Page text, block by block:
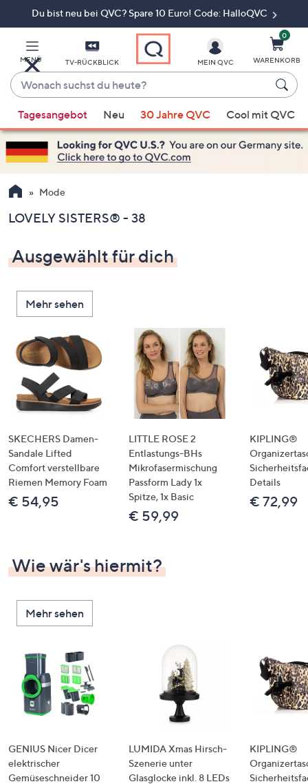
Du bist neu bei QVC? Spare 10 Euro! Code: HalloQVC
MENÜ TV-RÜCKBLICK
Wonach
suchst
du
heute?
Vorschläge
verfügbar
sind,
verwenden
Sie
Pfeiltasten
oben
und
nach
unten
oder
wischen
Sie
Touch-
Geräten
links
bzw.
rechts,
um
diese
MEIN QVC
0
WARENKORB
Tagesangebot Neu 30 Jahre QVC Cool mit QVC
Mode
LOVELY SISTERS® - 38
Ausgewählt für dich
Mehr sehen
SKECHERS Damen-
Sandale Lifted
Comfort verstellbare
Riemen Memory Foam
€ 54,95
LITTLE ROSE 2
Entlastungs-BHs
Mikrofasermischung
Passform Lady 1x
Spitze, 1x Basic
€ 59,99
KIPLING®
Details
€ 72,99
Wie wär's hiermit?
Mehr sehen
GENIUS Nicer Dicer
elektrischer
Gemüseschneider 10
LUMIDA Xmas Hirsch-
Szenerie unter
Glasglocke inkl. 8 LEDs
KIPLING®